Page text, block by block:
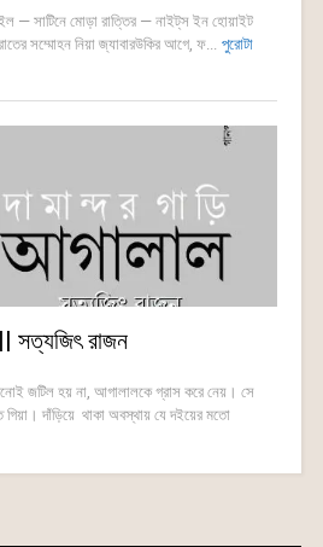
— সাটিনে মোড়া রাত্তির — নাইট্‌স ইন হোয়াইট
সম্মোহন নিয়া জ্যাবারউকির আগে, ফ... পুরোটা
|| সত্যজিৎ রাজন
জটিল হয় না, আগালালকে গ্রাস করে নেয়। সে
দাঁড়িয়ে থাকা অবস্থায় যে দইয়ের মতো